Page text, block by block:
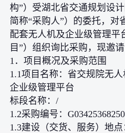
构”）受湖北省交通规划设
简称“采购人”）的委托，对
配套无人机及企业级管理平
目”）组织询比采购，现邀
1．项目概况及采购范围
1.1项目名称：省交规院无
企业级管理平台
标段名称：/
1.2采购编号：
1.3建设（交货、服务）地